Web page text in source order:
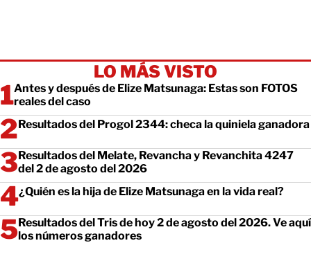
LO MÁS VISTO
Antes y después de Elize Matsunaga: Estas son FOTOS
reales del caso
Resultados del Progol 2344: checa la quiniela ganadora
Resultados del Melate, Revancha y Revanchita 4247
del 2 de agosto del 2026
¿Quién es la hija de Elize Matsunaga en la vida real?
Resultados del Tris de hoy 2 de agosto del 2026. Ve aquí
los números ganadores